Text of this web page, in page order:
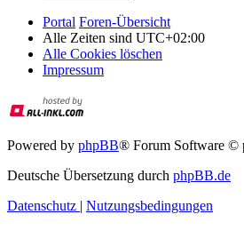
Portal Foren-Übersicht
Alle Zeiten sind UTC+02:00
Alle Cookies löschen
Impressum
Powered by phpBB® Forum Software ©
Deutsche Übersetzung durch phpBB.de
Datenschutz | Nutzungsbedingungen